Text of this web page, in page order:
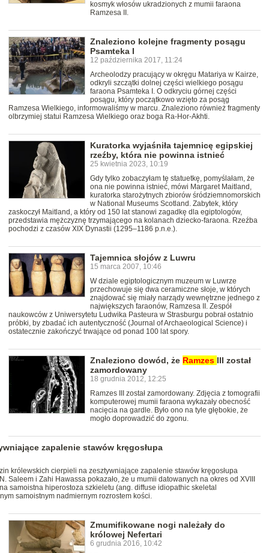
kosmyk włosów ukradzionych z mumii faraona
Ramzesa II.
Znaleziono kolejne fragmenty posągu
Psamteka I
12 października 2017, 11:24
Archeolodzy pracujący w okręgu Matariya w Kairze,
odkryli szczątki dolnej części wielkiego posągu
faraona Psamteka I. O odkryciu górnej części
posągu, który początkowo wzięto za posąg
Ramzesa Wielkiego, informowaliśmy w marcu. Znaleziono również fragmenty
olbrzymiej statui Ramzesa Wielkiego oraz boga Ra-Hor-Akhti.
Kuratorka wyjaśniła tajemnicę egipskiej
rzeźby, która nie powinna istnieć
25 kwietnia 2023, 10:19
Gdy tylko zobaczyłam tę statuetkę, pomyślałam, że
ona nie powinna istnieć, mówi Margaret Maitland,
kuratorka starożytnych zbiorów śródziemnomorskich
w National Museums Scotland. Zabytek, który
zaskoczył Maitland, a który od 150 lat stanowi zagadkę dla egiptologów,
przedstawia mężczyznę trzymającego na kolanach dziecko-faraona. Rzeźba
pochodzi z czasów XIX Dynastii (1295–1186 p.n.e.).
Tajemnica słojów z Luwru
15 marca 2007, 10:46
W dziale egiptologicznym muzeum w Luwrze
przechowuje się dwa ceramiczne słoje, w których
znajdować się miały narządy wewnętrzne jednego z
największych faraonów, Ramzesa II. Zespół
naukowców z Uniwersytetu Ludwika Pasteura w Strasburgu pobrał ostatnio
próbki, by zbadać ich autentyczność (Journal of Archaeological Science) i
ostatecznie zakończyć trwające od ponad 100 lat spory.
Znaleziono dowód, że Ramzes III został
zamordowany
18 grudnia 2012, 12:25
Ramzes III został zamordowany. Zdjęcia z tomografii
komputerowej mumii faraona wykazały obecność
nacięcia na gardle. Było ono na tyle głębokie, że
mogło doprowadzić do zgonu.
zapalenie stawów kręgosłupa
królewskich cierpieli na zesztywniające zapalenie stawów kręgosłupa
Saleem i Zahi Hawassa pokazało, że u mumii datowanych na okres od XVIII
samoistna hiperostoza szkieletu (ang. diffuse idiopathic skeletal
samoistnym nadmiernym rozrostem kości.
Zmumifikowane nogi należały do
królowej Nefertari
6 grudnia 2016, 10:42